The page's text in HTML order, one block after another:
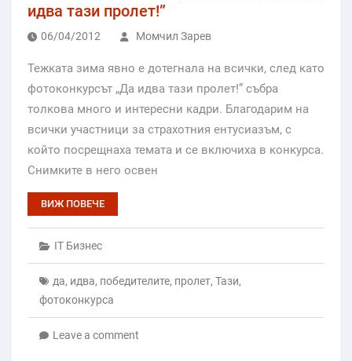
идва тази пролет!”
06/04/2012 Момчил Зарев
Тежката зима явно е дотегнала на всички, след като
фотоконкурсът „Да идва тази пролет!” събра
толкова много и интересни кадри. Благодарим на
всички участници за страхотния ентусиазъм, с
който посрещнаха темата и се включиха в конкурса.
Снимките в него освен
ВИЖ ПОВЕЧЕ
IT Бизнес
да, идва, победителите, пролет, Тази,
фотоконкурса
Leave a comment